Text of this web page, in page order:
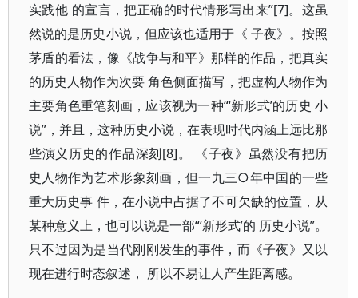
实践他 的宣言，把正确的时代情形写出来”[7]。这虽
然说的是历史小说，但应该也适用于《 子夜》。按照
茅盾的看法，像《战争与和平》那样的作品，把真实
的历史人物作为次要 角色侧面描写，把虚构人物作为
主要角色重笔刻画，应该视为一种“‘新形式’的历史 小
说”，并且，这种历史小说，在表现时代内涵上远比那
些演义历史的作品深刻[8]。 《子夜》虽然没有把历
史人物作为艺术形象刻画，但一九三○年中国的一些
重大历史事 件，在小说中占据了不可欠缺的位置，从
某种意义上，也可以说是一部“‘新形式’的 历史小说”。
只不过因为是当代刚刚发生的事件，而《子夜》又以
现在进行时态叙述， 所以不易让人产生距离感。